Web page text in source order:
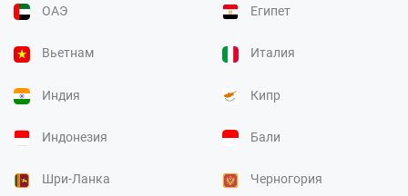
ОАЭ Египет
Вьетнам Италия
Индия Кипр
Индонезия Бали
Шри-Ланка Черногория